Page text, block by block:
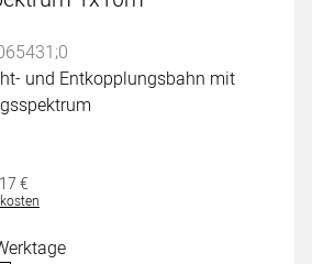
abgegeben
und Entkopplungsbahn mit
17€